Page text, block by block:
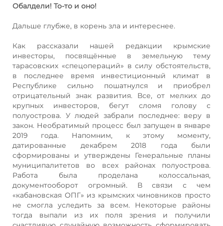
Обалдели! То-то и оно!
Дальше глубже, в корень зла и интереснее.
Как рассказали нашей редакции крымские
инвесторы, посвящённые в земельную тему
тарасовских «спецопераций» в силу обстоятельств,
в последнее время инвестиционный климат в
Республике сильно пошатнулся и приобрел
отрицательный знак развития. Все, от мелких до
крупных инвесторов, бегут сломя голову с
полуострова. У людей забрали последнее: веру в
закон. Необратимый процесс был запущен в январе
2019 года. Напомним, к этому моменту,
датированные декабрем 2018 года были
сформированы и утверждены Генеральные планы
муниципалитетов во всех районах полуострова.
Работа была проделана колоссальная,
документооборот огромный. В связи с чем
«кабановская ОПГ» из крымских чиновников просто
не смогла уследить за всем. Некоторые районы
тогда выпали из их поля зрения и получили